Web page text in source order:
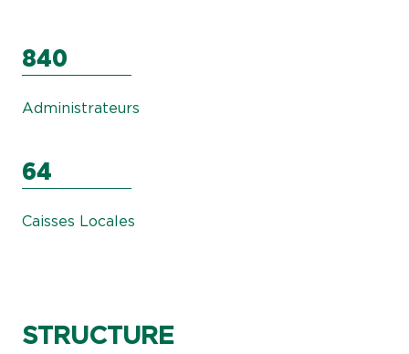
840
Administrateurs
64
Caisses Locales
STRUCTURE